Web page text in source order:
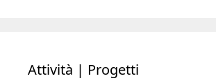
Attività | Progetti